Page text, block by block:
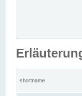
shortname